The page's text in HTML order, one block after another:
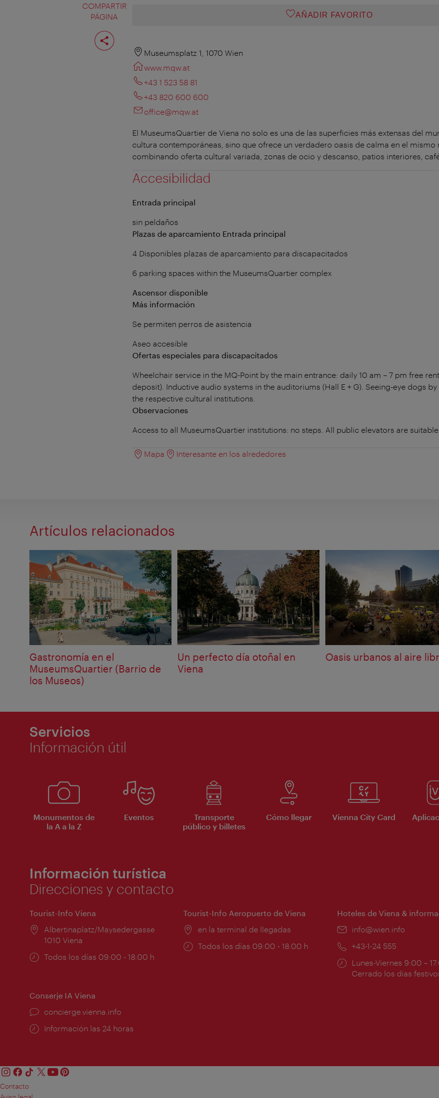
COMPARTIR
PÁGINA
Compartir
página
AÑADIR FAVORITO
Museumsplatz 1, 1070 Wien
www.mqw.at
+43 1 523 58 81
+43 820 600 600
office@mqw.at
El MuseumsQuartier de Viena no solo es una de las superficies más extensas del
cultura contemporáneas, sino que ofrece un verdadero oasis de calma en el mismo
combinando oferta cultural variada, zonas de ocio y descanso, patios interiores,
Accesibilidad
Entrada principal
sin peldaños
Plazas de aparcamiento Entrada principal
4 Disponibles plazas de aparcamiento para discapacitados
6 parking spaces within the MuseumsQuartier complex
Ascensor disponible
Más información
Se permiten perros de asistencia
Aseo accesible
Ofertas especiales para discapacitados
Wheelchair service in the MQ-Point by the main entrance: daily 10 am – 7 pm free
deposit). Inductive audio systems in the auditoriums (Hall E + G). Seeing-eye dogs
the respective cultural institutions.
Observaciones
Access to all MuseumsQuartier institutions: no steps. All public elevators are
Mapa Interesante en los alrededores
Artículos relacionados
Gastronomía en el
MuseumsQuartier (Barrio de
los Museos)
Un perfecto día otoñal en
Viena
Oasis urbanos al aire
Servicios
Información útil
Monumentos de
la A a la Z
Eventos
Transporte
público y billetes
Cómo llegar Vienna City Card
Información turística
Direcciones y contacto
Tourist-Info Viena
Lugar:
Albertinaplatz/Maysedergasse
1010 Viena
Horarios
Todos los días 09:00 - 18:00 h
Tourist-Info Aeropuerto de Viena
Lugar:
en la terminal de llegadas
Horarios
Todos los días 09:00 - 18:00 h
Hoteles de Viena &
e-
info@wien.info
Teléfono:
+43-1-24 555
Horarios
de
Lunes-Viernes 9:00 –
Cerrado los días
Conserje IA Viena
concierge.vienna.info
Información las 24 horas
Contacto